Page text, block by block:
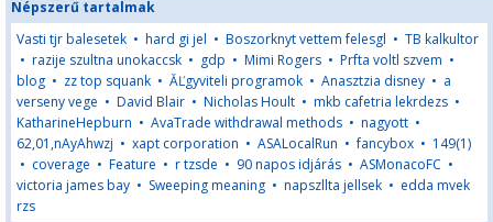
Népszerű tartalmak
Vasti tjr balesetek • hard gi jel • Boszorknyt vettem felesgl • TB kalkultor
• razije szultna unokaccsk • gdp • Mimi Rogers • Prfta voltl szvem •
blog • zz top squank • ĂĽgyviteli programok • Anasztzia disney • a
verseny vege • David Blair • Nicholas Hoult • mkb cafetria lekrdezs •
KatharineHepburn • AvaTrade withdrawal methods • nagyott •
62,01,nAyAhwzj • xapt corporation • ASALocalRun •fancybox • 149(1)
• coverage • Feature • r tzsde • 90 napos idjárás • ASMonacoFC •
victoria james bay • Sweeping meaning • napszllta jellsek • edda mvek
rzs